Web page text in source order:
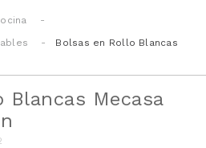
Bolsas en Rollo Blancas
Blancas Mecasa